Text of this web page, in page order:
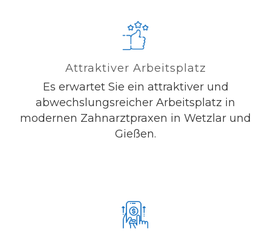
Attraktiver Arbeitsplatz
Es erwartet Sie ein attraktiver und
abwechslungsreicher Arbeitsplatz in
modernen Zahnarztpraxen in Wetzlar und
Gießen.